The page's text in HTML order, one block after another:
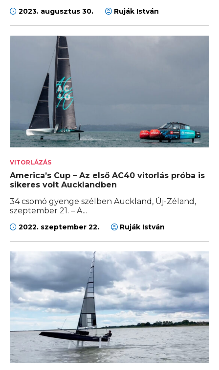
2023. augusztus 30. Ruják István
VITORLÁZÁS
America’s Cup – Az első AC40 vitorlás próba is
sikeres volt Aucklandben
34 csomó gyenge szélben Auckland, Új-Zéland,
szeptember 21. – A...
2022. szeptember 22. Ruják István